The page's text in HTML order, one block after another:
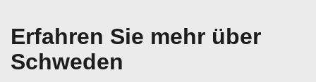
Erfahren Sie mehr über
Schweden